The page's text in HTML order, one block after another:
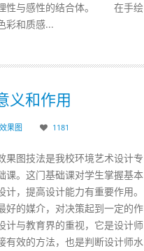
理性与感性的结合体。 在手绘
彩和质感...
义和作用
果图 1181
图技法是我校环境艺术设计专
课。这门基础课对学生掌握基本
，提高设计能力有重要作用。
好的媒介，对决策起到一定的作
计与教育界的重视，它是设计师
有效的方法，也是判断设计师水